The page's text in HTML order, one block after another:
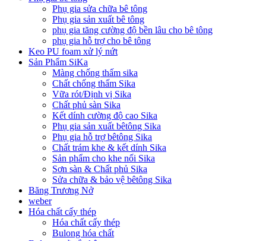
Phụ gia sửa chữa bê tông
Phụ gia sản xuất bê tông
phụ gia tăng cường độ bền lâu cho bê tông
phụ gia hỗ trợ cho bê tông
Keo PU foam xử lý nứt
Sản Phẩm SiKa
Màng chống thấm sika
Chất chống thấm Sika
Vữa rót/Định vị Sika
Chất phủ sàn Sika
Kết dính cường độ cao Sika
Phụ gia sản xuất bêtông Sika
Phụ gia hỗ trợ bêtông Sika
Chất trám khe & kết dính Sika
Sản phẩm cho khe nối Sika
Sơn sàn & Chất phủ Sika
Sửa chữa & bảo vệ bêtông Sika
Băng Trương Nở
weber
Hóa chất cấy thép
Hóa chất cấy thép
Bulong hóa chất